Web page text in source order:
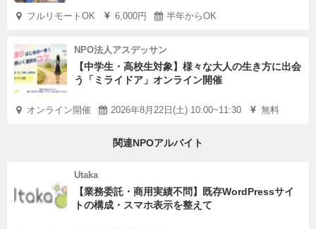
フルリモートOK 6,000円 半年からOK
NPO法人アスデッサン
【中学生・高校生対象】様々な大人の生き方に出会
う「ミライドア」オンライン開催
オンライン開催 2026年8月22日(土) 10:00~11:30 無料
関連NPOアルバイト
Utaka
【業務委託・商用実績不問】既存WordPressサイ
トの構成・スマホ表示を整えて